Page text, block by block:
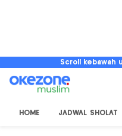
Scroll kebawah
HOME JADWAL SHOLAT